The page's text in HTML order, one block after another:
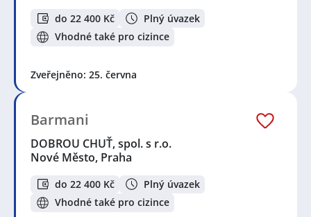
do 22 400 Kč
Plný úvazek
Vhodné také pro cizince
Zveřejněno: 25. června
Barmani
DOBROU CHUŤ, spol. s r.o.
Nové Město, Praha
do 22 400 Kč
Plný úvazek
Vhodné také pro cizince